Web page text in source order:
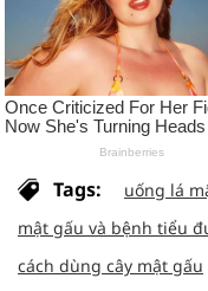
Tags:
uống lá
mật gấu và bệnh tiểu
cách dùng cây mật gấu